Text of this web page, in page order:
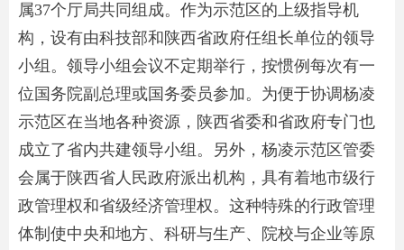
属37个厅局共同组成。作为示范区的上级指导机
构，设有由科技部和陕西省政府任组长单位的领导
小组。领导小组会议不定期举行，按惯例每次有一
位国务院副总理或国务委员参加。为便于协调杨凌
示范区在当地各种资源，陕西省委和省政府专门也
成立了省内共建领导小组。另外，杨凌示范区管委
会属于陕西省人民政府派出机构，具有着地市级行
政管理权和省级经济管理权。这种特殊的行政管理
体制使中央和地方、科研与生产、院校与企业等原